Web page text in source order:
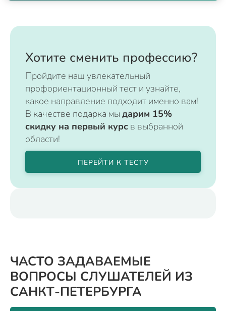
Хотите сменить профессию?
Пройдите наш увлекательный
профориентационный тест и узнайте,
какое направление подходит именно вам!
В качестве подарка мы дарим 15%
скидку на первый курс в выбранной
области!
ПЕРЕЙТИ К ТЕСТУ
ЧАСТО ЗАДАВАЕМЫЕ
ВОПРОСЫ СЛУШАТЕЛЕЙ ИЗ
САНКТ-ПЕТЕРБУРГА